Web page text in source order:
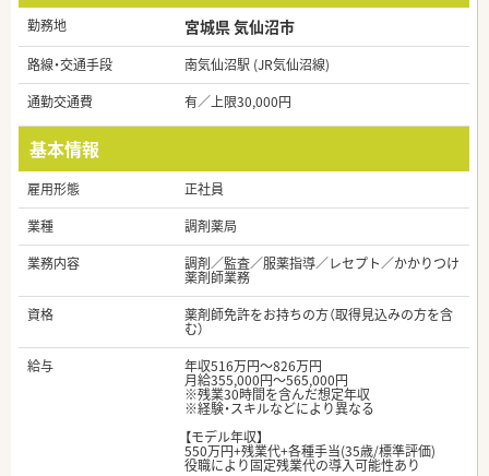
勤務地 宮城県 気仙沼市
路線・交通手段
南気仙沼駅 (JR気仙沼線)
通勤交通費
有／上限30,000円
基本情報
雇用形態
正社員
業種
調剤薬局
業務内容
調剤／監査／服薬指導／レセプト／かかりつけ
薬剤師業務
資格
薬剤師免許をお持ちの方（取得見込みの方を含
む）
給与
年収516万円～826万円
月給355,000円～565,000円
※残業30時間を含んだ想定年収
※経験・スキルなどにより異なる
【モデル年収】
550万円+残業代+各種手当(35歳/標準評価)
役職により固定残業代の導入可能性あり